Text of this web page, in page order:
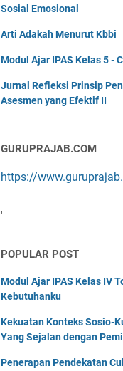
Sosial Emosional
Arti Adakah Menurut Kbbi
Modul Ajar IPAS Kelas 5 -
Jurnal Refleksi Prinsip
Asesmen yang Efektif II
GURUPRAJAB.COM
https://
'
POPULAR POST
Modul Ajar IPAS Kelas IV
Kebutuhanku
Kekuatan Konteks Sosio-
Yang Sejalan dengan
Penerapan Pendekatan